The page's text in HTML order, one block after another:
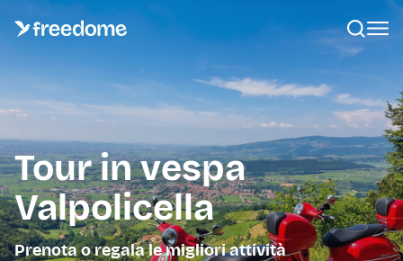
Tour in vespa
Valpolicella
Prenota o regala le migliori attività